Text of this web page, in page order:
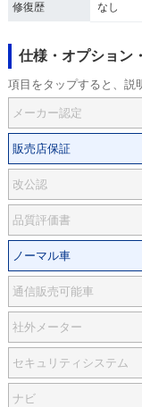
修復歴 なし
仕様・オプション
項目をタップすると、説
メーカー認定
販売店保証
改公認
品質評価書
ノーマル車
通信販売可能車
社外メーター
セキュリティシステム
ナビ